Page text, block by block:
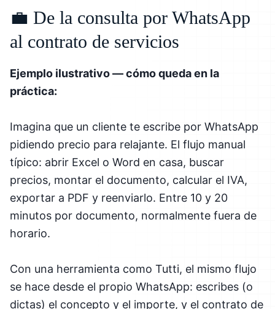
💼 De la consulta por WhatsApp
al contrato de servicios
Ejemplo ilustrativo — cómo queda en la
práctica:
Imagina que un cliente te escribe por WhatsApp
pidiendo precio para relajante. El flujo manual
típico: abrir Excel o Word en casa, buscar
precios, montar el documento, calcular el IVA,
exportar a PDF y reenviarlo. Entre 10 y 20
minutos por documento, normalmente fuera de
horario.
Con una herramienta como Tutti, el mismo flujo
se hace desde el propio WhatsApp: escribes (o
dictas) el concepto y el importe, y el contrato de